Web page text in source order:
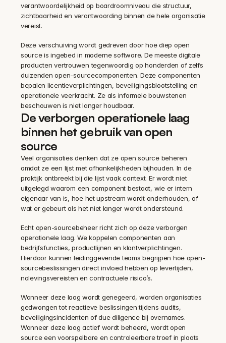
verantwoordelijkheid op boardroomniveau die structuur,
zichtbaarheid en verantwoording binnen de hele organisatie
vereist.
Deze verschuiving wordt gedreven door hoe diep open
source is ingebed in moderne software. De meeste digitale
producten vertrouwen tegenwoordig op honderden of zelfs
duizenden open-sourcecomponenten. Deze componenten
bepalen licentieverplichtingen, beveiligingsblootstelling en
operationele veerkracht. Ze als informele bouwstenen
beschouwen is niet langer houdbaar.
De verborgen operationele laag
binnen het gebruik van open
source
Veel organisaties denken dat ze open source beheren
omdat ze een lijst met afhankelijkheden bijhouden. In de
praktijk ontbreekt bij die lijst vaak context. Er wordt niet
uitgelegd waarom een component bestaat, wie er intern
eigenaar van is, hoe het upstream wordt onderhouden, of
wat er gebeurt als het niet langer wordt ondersteund.
Echt open-sourcebeheer richt zich op deze verborgen
operationele laag. We koppelen componenten aan
bedrijfsfuncties, productlijnen en klantverplichtingen.
Hierdoor kunnen leidinggevende teams begrijpen hoe open-
sourcebeslissingen direct invloed hebben op levertijden,
nalevingsvereisten en contractuele risico’s.
Wanneer deze laag wordt genegeerd, worden organisaties
gedwongen tot reactieve beslissingen tijdens audits,
beveiligingsincidenten of due diligence bij overnames.
Wanneer deze laag actief wordt beheerd, wordt open
source een voorspelbare en controleerbare troef in plaats